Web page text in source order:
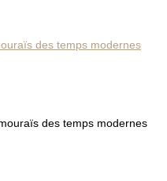
des temps modernes
des temps modernes